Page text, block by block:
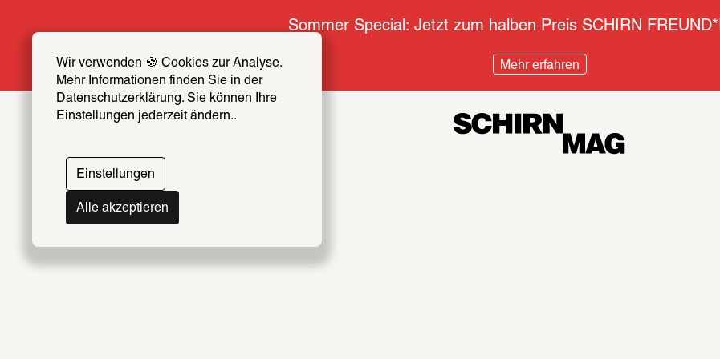
Wir verwenden 🍪 Cookies zur Analyse.
Mehr Informationen finden Sie in der
Datenschutzerklärung. Sie können Ihre
Einstellungen jederzeit ändern..
Einstellungen
Alle akzeptieren
Sommer Special: Jetzt zum halben Preis SCHIRN
Mehr erfahren
Themen Artists & Creators Index
069